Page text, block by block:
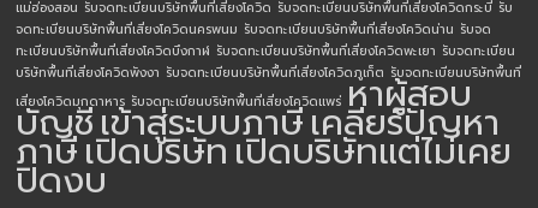
แม่ฮ่องสอน รับจดทะเบียนบริษัทพื้นที่เสี่ยงโควิด รับจดทะเบียนบริษัทพื้นที่เสี่ยงโควิดกระบี่ รับ
จดทะเบียนบริษัทพื้นที่เสี่ยงโควิดนครพนม รับจดทะเบียนบริษัทพื้นที่เสี่ยงโควิดน่าน รับจด
ทะเบียนบริษัทพื้นที่เสี่ยงโควิดบึงกาฬ รับจดทะเบียนบริษัทพื้นที่เสี่ยงโควิดพะเยา รับจดทะเบียน
บริษัทพื้นที่เสี่ยงโควิดพังงา รับจดทะเบียนบริษัทพื้นที่เสี่ยงโควิดภูเก็ต รับจดทะเบียนบริษัทพื้นที่
เสี่ยงโควิดมุกดาหาร รับจดทะเบียนบริษัทพื้นที่เสี่ยงโควิดแพร่ หาผู้สอบ
บัญชีเข้าสู่ระบบภาษีเคลียร์ปัญหา
ภาษีเปิดบริษัทเปิดบริษัทแต่ไม่เคย
ปิดงบ